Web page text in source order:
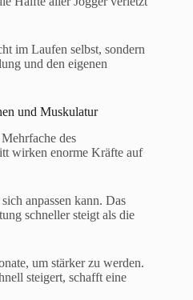
im Laufen selbst, sondern
und den eigenen
und Muskulatur
des
wirken enorme Kräfte auf
anpassen kann. Das
schneller steigt als die
um stärker zu werden.
steigert, schafft eine